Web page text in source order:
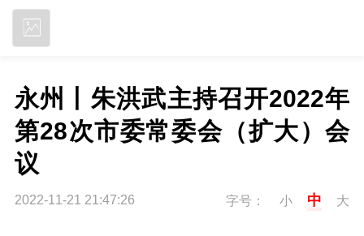
永州丨朱洪武主持召开2022年
第28次市委常委会（扩大）会
议
2022-11-21 21:47:26 字号： 小 中 大